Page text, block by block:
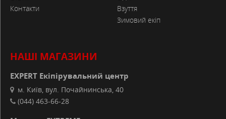
Контакти
Взуття
Зимовий екіп
НАШІ МАГАЗИНИ
EXPERT Екіпірувальний центр
м. Київ, вул. Почайнинська, 40
(044) 463-66-28